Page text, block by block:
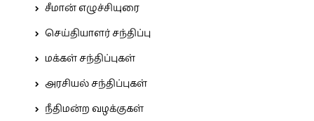
சீமான் எழுச்சியுரை
செய்தியாளர் சந்திப்பு
மக்கள் சந்திப்புகள்
அரசியல் சந்திப்புகள்
நீதிமன்ற வழக்குகள்